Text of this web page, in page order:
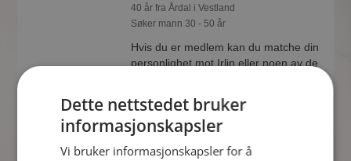
40 år fra Årdal i Vestland
Søker mann 30 - 50 år
Hvis du er medlem kan du matche din
personlighet mot Irlin eller noen av de
Dette nettstedet bruker
informasjonskapsler
Vi bruker informasjonskapsler for å